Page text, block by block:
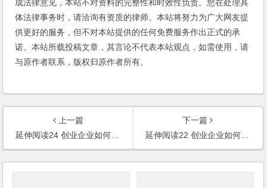
成法律意见，本站不对资料的完整性和时效性负责。您在处理具
体法律事务时，请洽询有资质的律师。本站将努力为广大网友提
供更好的服务，但不对本站提供的任何免费服务作出正式的承
诺。本站所载投稿文章，其言论不代表本站观点，如需使用，请
与原作者联系，版权归原作者所有。
上一篇
延伸阅读24 创业企业如何在境外上市
下一篇
延伸阅读22 创业企业如何与资本共舞